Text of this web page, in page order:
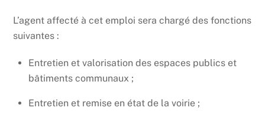
L’agent affecté à cet emploi sera chargé des fonctions
suivantes :
Entretien et valorisation des espaces publics et
bâtiments communaux ;
Entretien et remise en état de la voirie ;